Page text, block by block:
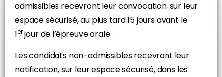
admissibles recevront leur convocation, sur leur
espace sécurisé, au plus tard 15 jours avant le
1erjour de l’épreuve orale.
Les candidats non-admissibles recevront leur
notification, sur leur espace sécurisé, dans les